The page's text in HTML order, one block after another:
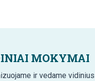
MOKYMAI
ir vedame